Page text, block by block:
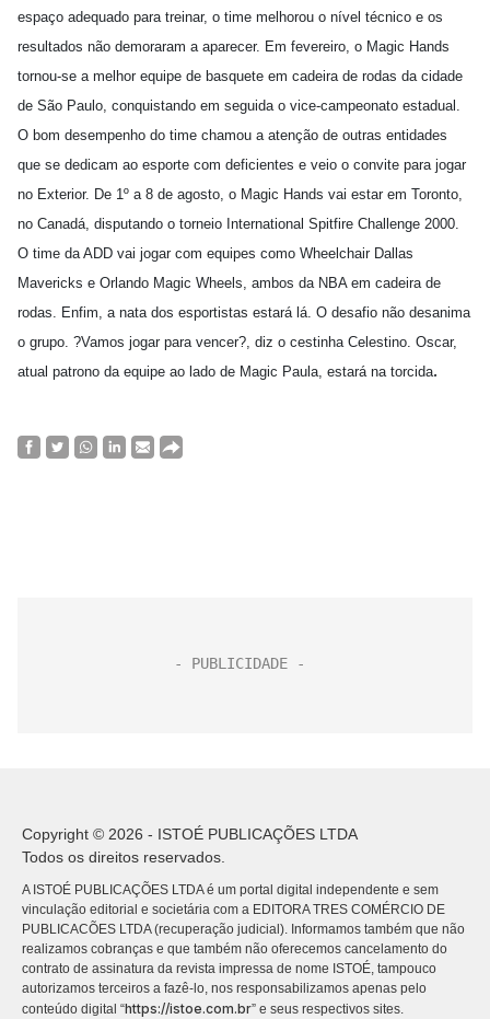
espaço adequado para treinar, o time melhorou o nível técnico e os
resultados não demoraram a aparecer. Em fevereiro, o Magic Hands
tornou-se a melhor equipe de basquete em cadeira de rodas da cidade
de São Paulo, conquistando em seguida o vice-campeonato estadual.
O bom desempenho do time chamou a atenção de outras entidades
que se dedicam ao esporte com deficientes e veio o convite para jogar
no Exterior. De 1º a 8 de agosto, o Magic Hands vai estar em Toronto,
no Canadá, disputando o torneio International Spitfire Challenge 2000.
O time da ADD vai jogar com equipes como Wheelchair Dallas
Mavericks e Orlando Magic Wheels, ambos da NBA em cadeira de
rodas. Enfim, a nata dos esportistas estará lá. O desafio não desanima
o grupo. ?Vamos jogar para vencer?, diz o cestinha Celestino. Oscar,
atual patrono da equipe ao lado de Magic Paula, estará na torcida.
Copyright © 2026 - ISTOÉ PUBLICAÇÕES LTDA
Todos os direitos reservados.
A ISTOÉ PUBLICAÇÕES LTDA é um portal digital independente e sem
vinculação editorial e societária com a EDITORA TRES COMÉRCIO DE
PUBLICACÕES LTDA (recuperação judicial). Informamos também que não
realizamos cobranças e que também não oferecemos cancelamento do
contrato de assinatura da revista impressa de nome ISTOÉ, tampouco
autorizamos terceiros a fazê-lo, nos responsabilizamos apenas pelo
conteúdo digital “https://istoe.com.br” e seus respectivos sites.